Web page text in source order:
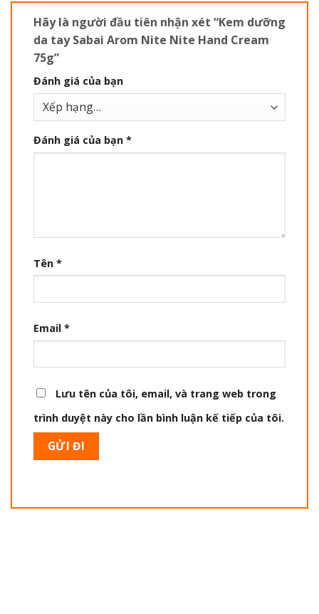
Hãy là người đầu tiên nhận xét “Kem dưỡng
da tay Sabai Arom Nite Nite Hand Cream
75g”
Đánh giá của bạn
Đánh giá của bạn *
Tên *
Email *
Lưu tên của tôi, email, và trang web trong
trình duyệt này cho lần bình luận kế tiếp của tôi.